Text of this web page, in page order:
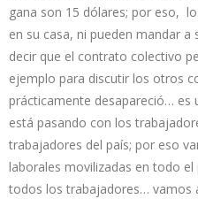
gana son 15 dólares; por eso,
en su casa, ni pueden mandar
decir que el contrato colectivo
ejemplo para discutir los otros
prácticamente desapareció… es
está pasando con los
trabajadores del país; por eso
laborales movilizadas en todo
todos los trabajadores… vamos